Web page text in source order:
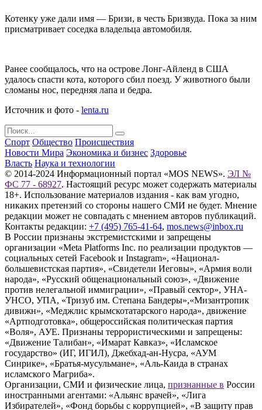
Котенку уже дали имя — Бризи, в честь Бризвуда. Пока за ним
присматривает соседка владельца автомобиля.
Ранее сообщалось, что на острове Лонг-Айленд в США
удалось спасти кота, которого сбил поезд. У животного были
сломаны нос, передняя лапа и бедра.
Источник и фото - lenta.ru
Спорт Общество Происшествия
Новости Мира Экономика и бизнес Здоровье
Власть Наука и технологии
© 2014-2024 Информационный портал «MOS NEWS». ЭЛ №
ФС 77 - 68927. Настоящий ресурс может содержать материалы
18+. Использование материалов издания - как вам угодно,
никаких претензий со стороны нашего СМИ не будет. Мнение
редакции может не совпадать с мнением авторов публикаций.
Контакты редакции: +7 (495) 765-41-64, mos.news@inbox.ru
В России признаны экстремистскими и запрещены
организации «Meta Platforms Inc. по реализации продуктов —
социальных сетей Facebook и Instagram», «Национал-
большевистская партия», «Свидетели Иеговы», «Армия воли
народа», «Русский общенациональный союз», «Движение
против нелегальной иммиграции», «Правый сектор», УНА-
УНСО, УПА, «Тризуб им. Степана Бандеры»,«Мизантропик
дивижн», «Меджлис крымскотатарского народа», движение
«Артподготовка», общероссийская политическая партия
«Воля», АУЕ. Признаны террористическими и запрещены:
«Движение Талибан», «Имарат Кавказ», «Исламское
государство» (ИГ, ИГИЛ), Джебхад-ан-Нусра, «АУМ
Синрике», «Братья-мусульмане», «Аль-Каида в странах
исламского Магриба».
Организации, СМИ и физические лица, признанные в России
иностранными агентами: «Альянс врачей», «Лига
Избирателей», «Фонд борьбы с коррупцией», «В защиту прав